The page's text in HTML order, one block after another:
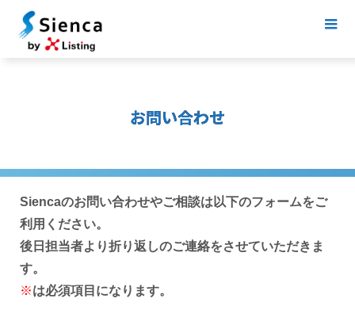
お問い合わせ
Siencaのお問い合わせやご相談は以下のフォームをご
利用ください。
後日担当者より折り返しのご連絡をさせていただきま
す。
※は必須項目になります。